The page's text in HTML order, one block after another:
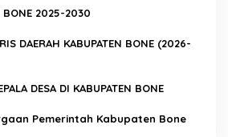
BONE 2025-2030
DAERAH KABUPATEN BONE (2026-
DESA DI KABUPATEN BONE
Pemerintah Kabupaten Bone